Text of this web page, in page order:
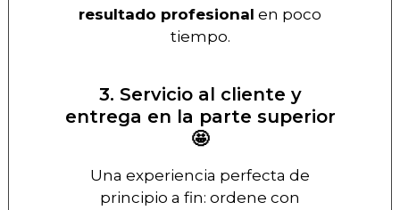
resultado profesional en poco
tiempo.
3. Servicio al cliente y
entrega en la parte superior
🤩
Una experiencia perfecta de
principio a fin: ordene con